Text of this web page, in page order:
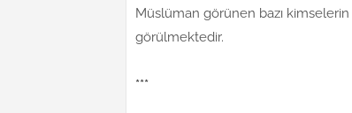
Müslüman görünen bazı
görülmektedir.
***